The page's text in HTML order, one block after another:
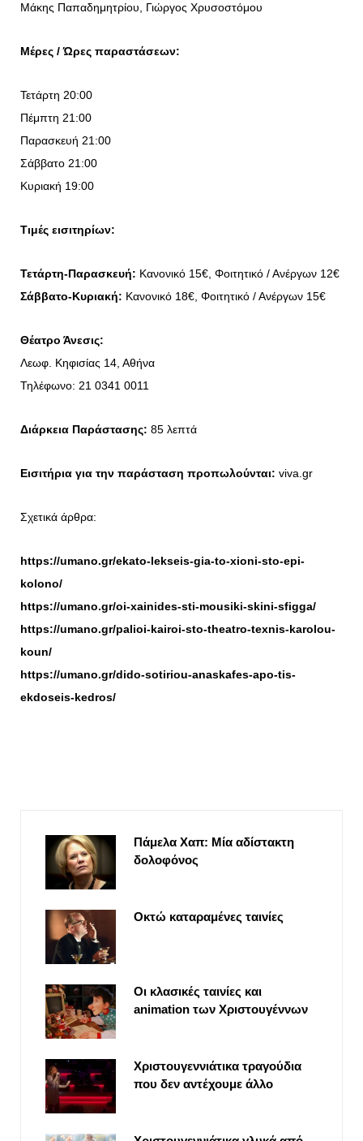
Μάκης Παπαδημητρίου, Γιώργος Χρυσοστόμου
Μέρες / Ώρες παραστάσεων:
Τετάρτη 20:00
Πέμπτη 21:00
Παρασκευή 21:00
Σάββατο 21:00
Κυριακή 19:00
Τιμές εισιτηρίων:
Τετάρτη-Παρασκευή: Κανονικό 15€, Φοιτητικό / Ανέργων 12€
Σάββατο-Κυριακή: Κανονικό 18€, Φοιτητικό / Ανέργων 15€
Θέατρο Άνεσις:
Λεωφ. Κηφισίας 14, Αθήνα
Τηλέφωνο: 21 0341 0011
Διάρκεια Παράστασης: 85 λεπτά
Εισιτήρια για την παράσταση προπωλούνται: viva.gr
Σχετικά άρθρα:
https://umano.gr/ekato-lekseis-gia-to-xioni-sto-epi-
kolono/
https://umano.gr/oi-xainides-sti-mousiki-skini-sfigga/
https://umano.gr/palioi-kairoi-sto-theatro-texnis-karolou-
koun/
https://umano.gr/dido-sotiriou-anaskafes-apo-tis-
ekdoseis-kedros/
Πάμελα Χαπ: Μία αδίστακτη
δολοφόνος
Οκτώ καταραμένες ταινίες
Οι κλασικές ταινίες και
animation των Χριστουγέννων
Χριστουγεννιάτικα τραγούδια
που δεν αντέχουμε άλλο